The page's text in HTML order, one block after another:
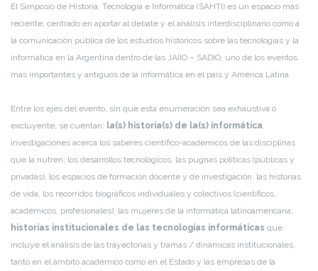
El Simposio de Historia, Tecnología e Informática (SAHTI) es un espacio más
reciente, centrado en aportar al debate y el análisis interdisciplinario como a
la comunicación pública de los estudios históricos sobre las tecnologías y la
informática en la Argentina dentro de las JAIIO – SADIO, uno de los eventos
más importantes y antiguos de la informática en el país y América Latina.
Entre los ejes del evento, sin que esta enumeración sea exhaustiva o
excluyente, se cuentan: la(s) historia(s) de la(s) informática
investigaciones acerca los saberes científico-académicos de las disciplinas
que la nutren, los desarrollos tecnológicos, las pugnas políticas (públicas y
privadas), los espacios de formación docente y de investigación, las historias
de vida, los recorridos biográficos individuales y colectivos (científicos,
académicos, profesionales), las mujeres de la informática latinoamericana;
historias institucionales de las tecnologías informáticas que
incluye el análisis de las trayectorias y tramas / dinámicas institucionales,
tanto en el ámbito académico como en el Estado y las empresas de la